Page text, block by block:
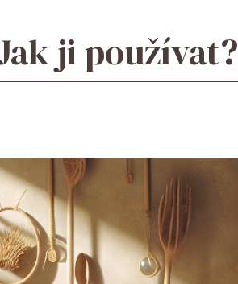
ji používat?